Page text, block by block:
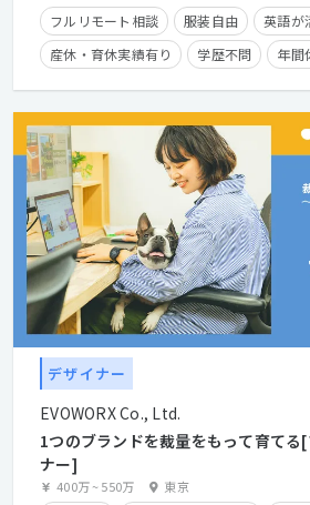
フルリモート相談 服装自由
英語が
産休・育休実績有り
学歴不問
年間
クライアントとの直接取引多数
カジュ
第二新卒歓迎
経験者優遇
経験浅めOK
在宅勤務可
デザイナー
EVOWORX Co., Ltd.
1つのブランドを裁量をもって育て
ナー]
400万~550万 東京